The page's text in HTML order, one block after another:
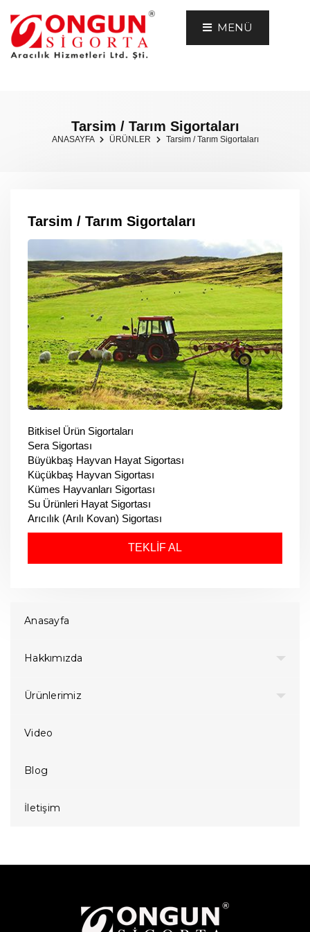
MENÜ
Tarsim / Tarım Sigortaları
ANASAYFA ÜRÜNLER Tarsim / Tarım Sigortaları
Tarsim / Tarım Sigortaları
Bitkisel Ürün Sigortaları
Sera Sigortası
Büyükbaş Hayvan Hayat Sigortası
Küçükbaş Hayvan Sigortası
Kümes Hayvanları Sigortası
Su Ürünleri Hayat Sigortası
Arıcılık (Arılı Kovan) Sigortası
TEKLİF AL
Anasayfa
Hakkımızda
Ürünlerimiz
Video
Blog
İletişim